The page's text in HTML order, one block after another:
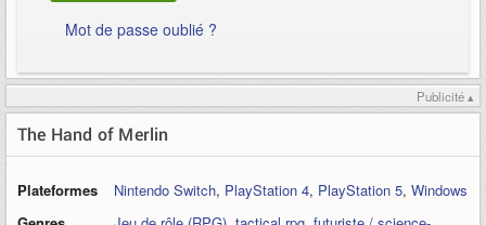
Mot de passe oublié ?
Publicité ▴
The Hand of Merlin
Plateformes Nintendo Switch, PlayStation 4, PlayStation 5, Windows